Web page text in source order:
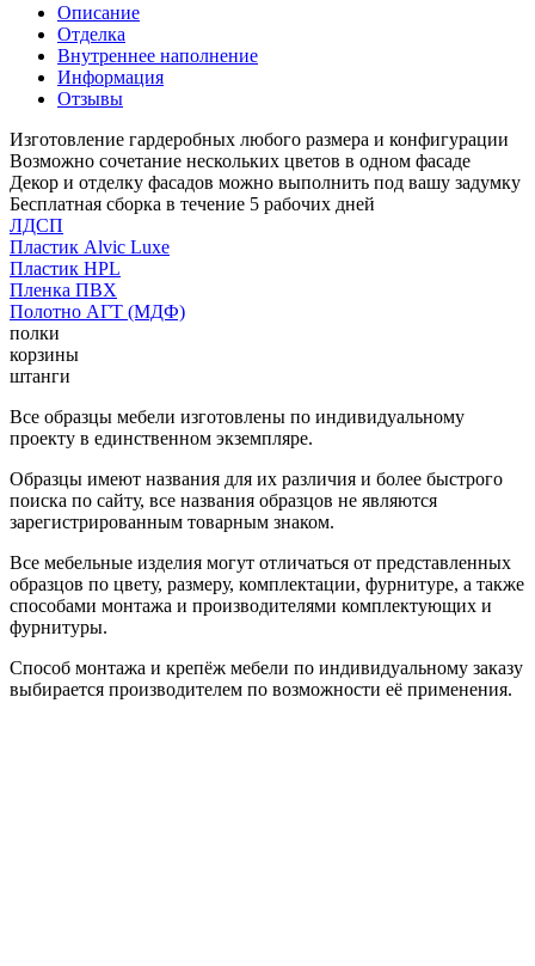
Описание
Отделка
Внутреннее наполнение
Информация
Отзывы
Изготовление гардеробных любого размера и конфигурации
Возможно сочетание нескольких цветов в одном фасаде
Декор и отделку фасадов можно выполнить под вашу задумку
Бесплатная сборка в течение 5 рабочих дней
ЛДСП
Пластик Alvic Luxe
Пластик HPL
Пленка ПВХ
Полотно АГТ (МДФ)
полки
корзины
штанги
Все образцы мебели изготовлены по индивидуальному
проекту в единственном экземпляре.
Образцы имеют названия для их различия и более быстрого
поиска по сайту, все названия образцов не являются
зарегистрированным товарным знаком.
Все мебельные изделия могут отличаться от представленных
образцов по цвету, размеру, комплектации, фурнитуре, а также
способами монтажа и производителями комплектующих и
фурнитуры.
Способ монтажа и крепёж мебели по индивидуальному заказу
выбирается производителем по возможности её применения.